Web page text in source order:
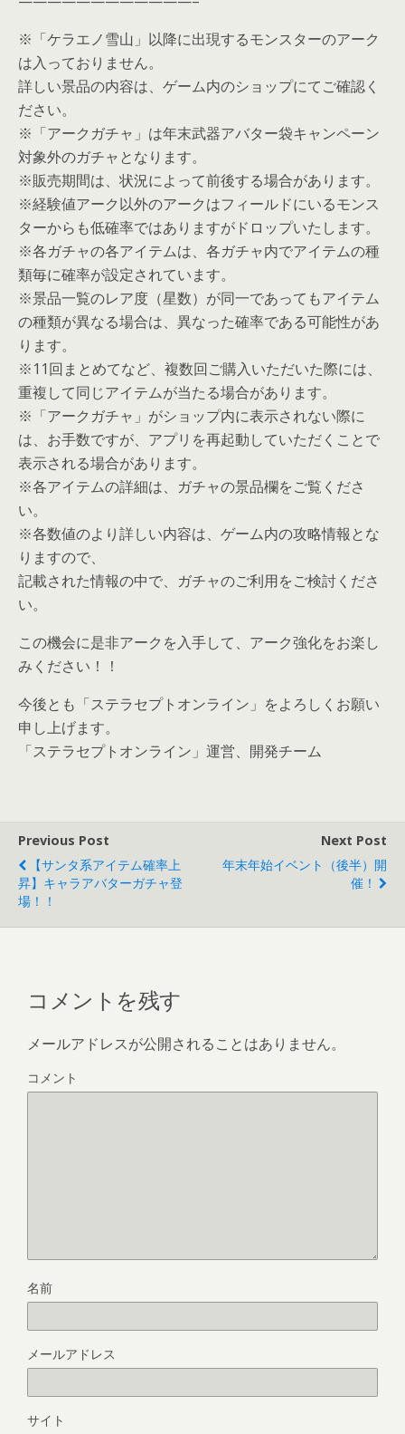
※「ケラエノ雪山」以降に出現するモンスターのアーク
は入っておりません。
詳しい景品の内容は、ゲーム内のショップにてご確認く
ださい。
※「アークガチャ」は年末武器アバター袋キャンペーン
対象外のガチャとなります。
※販売期間は、状況によって前後する場合があります。
※経験値アーク以外のアークはフィールドにいるモンス
ターからも低確率ではありますがドロップいたします。
※各ガチャの各アイテムは、各ガチャ内でアイテムの種
類毎に確率が設定されています。
※景品一覧のレア度（星数）が同一であってもアイテム
の種類が異なる場合は、異なった確率である可能性があ
ります。
※11回まとめてなど、複数回ご購入いただいた際には、
重複して同じアイテムが当たる場合があります。
※「アークガチャ」がショップ内に表示されない際に
は、お手数ですが、アプリを再起動していただくことで
表示される場合があります。
※各アイテムの詳細は、ガチャの景品欄をご覧くださ
い。
※各数値のより詳しい内容は、ゲーム内の攻略情報とな
りますので、
記載された情報の中で、ガチャのご利用をご検討くださ
い。
この機会に是非アークを入手して、アーク強化をお楽し
みください！！
今後とも「ステラセプトオンライン」をよろしくお願い
申し上げます。
「ステラセプトオンライン」運営、開発チーム
Previous Post
【サンタ系アイテム確率上
昇】キャラアバターガチャ登
場！！
Next Post
年末年始イベント（後半）開
催！
コメントを残す
メールアドレスが公開されることはありません。
コメント
名前
メールアドレス
サイト